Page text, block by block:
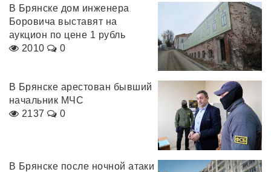
В Брянске дом инженера
Боровича выставят на
аукцион по цене 1 рубль
2010
0
В Брянске арестован бывший
начальник МЧС
2137
0
В Брянске после ночной атаки